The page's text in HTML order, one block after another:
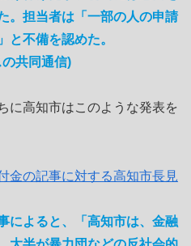
。担当者は「一部の人の申請
と不備を認めた。
共同通信)
に高知市はこのような発表を
金の記事に対する高知市長見
によると、「高知市は、金融